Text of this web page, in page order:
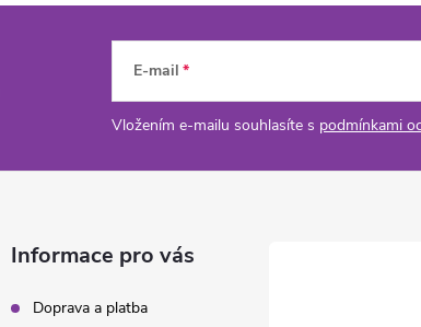
E-mail
Vložením e-mailu souhlasíte s podmínkami
Informace pro vás
Doprava a platba